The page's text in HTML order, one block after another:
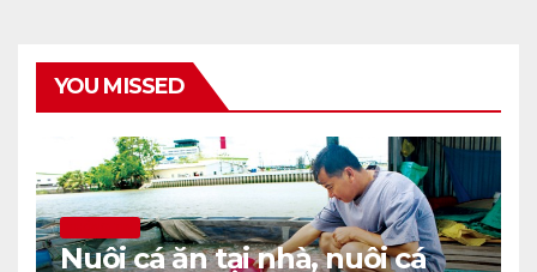
YOU MISSED
Nuôi cá ăn tại nhà, nuôi cá